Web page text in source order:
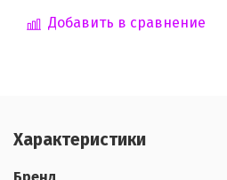
Добавить в сравнение
Характеристики
Бренд